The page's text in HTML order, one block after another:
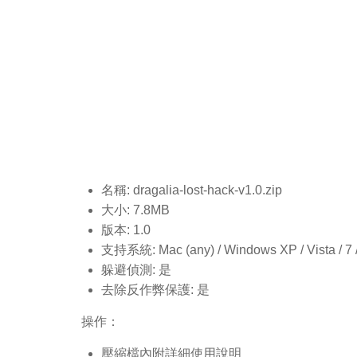
名稱: dragalia-lost-hack-v1.0.zip
大小: 7.8MB
版本: 1.0
支持系統: Mac (any) / Windows XP / Vista / 7
躲避偵測: 是
去除反作弊保護: 是
操作：
壓縮檔內附詳細使用說明